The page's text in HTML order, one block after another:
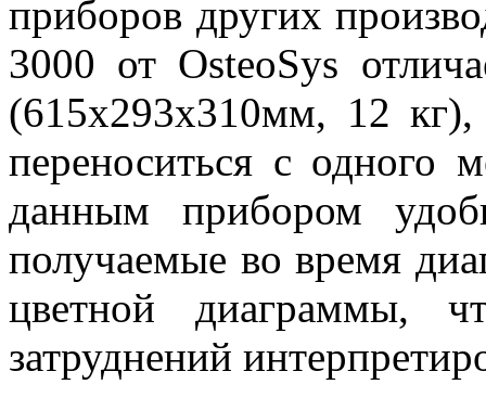
приборов других
3000 от OsteoSys
(615х293х310мм, 12
переноситься с одного
данным прибором
получаемые во время
цветной диаграммы,
затруднений